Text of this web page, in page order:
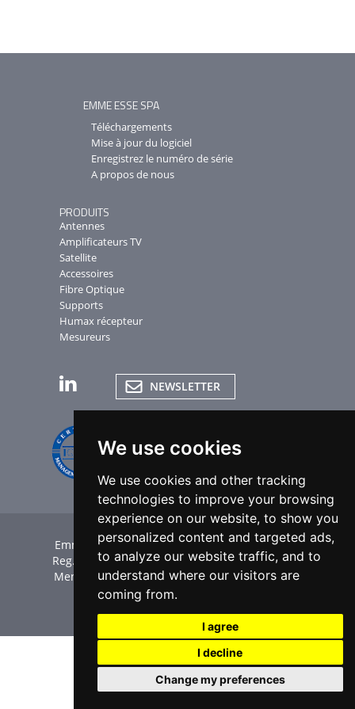
We use cookies
We use cookies and other tracking
technologies to improve your browsing
experience on our website, to show you
personalized content and targeted ads,
to analyze our website traffic, and to
understand where our visitors are
coming from.
I agree
I decline
Change my preferences
EMME ESSE SPA
Téléchargements
Mise à jour du logiciel
Enregistrez le numéro de série
A propos de nous
PRODUITS
Antennes
Amplificateurs TV
Satellite
Accessoires
Fibre Optique
Supports
Humax récepteur
Mesureurs
NEWSLETTER
Emme Esse SpA | P.Iva IT00551360985 | C.F. e
Reg. Imp. BS 00294210174 |Credits|Privacy|
Mensions légales|Cookie Policy|Paramètres
des cookies